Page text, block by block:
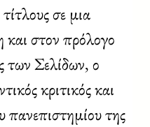
σε μια
στον πρόλογο
των Σελίδων, ο
κριτικός και
πανεπιστημίου της